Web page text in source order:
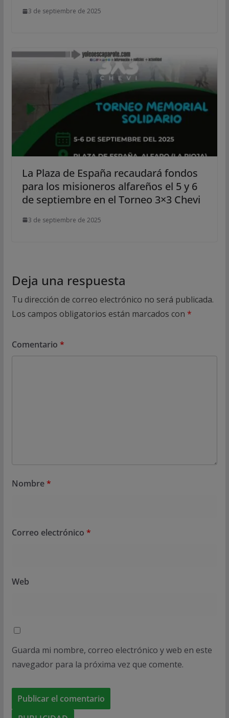
3 de septiembre de 2025
La Plaza de España recaudará fondos
para los misioneros alfareños el 5 y 6
de septiembre en el Torneo 3×3 Chevi
3 de septiembre de 2025
Deja una respuesta
Tu dirección de correo electrónico no será publicada.
Los campos obligatorios están marcados con *
Comentario *
Nombre*
Correo electrónico *
Web
Guarda mi nombre, correo electrónico y web en este
navegador para la próxima vez que comente.